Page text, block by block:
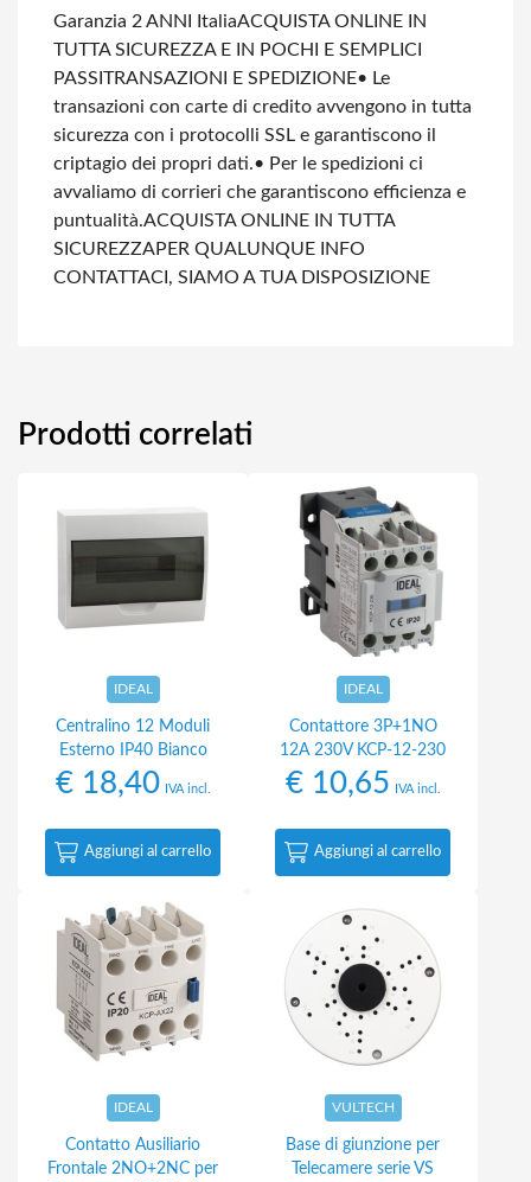
Garanzia 2 ANNI ItaliaACQUISTA ONLINE IN
TUTTA SICUREZZA E IN POCHI E SEMPLICI
PASSI TRANSAZIONI E SPEDIZIONE• Le
transazioni con carte di credito avvengono in tutta
sicurezza con i protocolli SSL e garantiscono il
criptagio dei propri dati.• Per le spedizioni ci
avvaliamo di corrieri che garantiscono efficienza e
puntualità.ACQUISTA ONLINE IN TUTTA
SICUREZZAPER QUALUNQUE INFO
CONTATTACI, SIAMO A TUA DISPOSIZIONE
Prodotti correlati
IDEAL
Centralino 12 Moduli
Esterno IP40 Bianco
€18,40 IVA incl.
Aggiungi al carrello
IDEAL
Contattore 3P+1NO
12A 230V KCP-12-230
€10,65 IVA incl.
Aggiungi al carrello
IDEAL
Contatto Ausiliario
Frontale 2NO+2NC per
VULTECH
Base di giunzione per
Telecamere serie VS